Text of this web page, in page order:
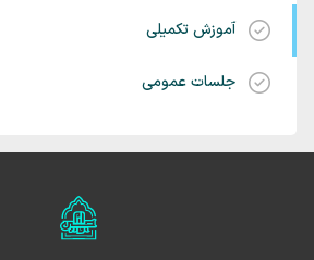
آموزش تکمیلی
جلسات عمومی